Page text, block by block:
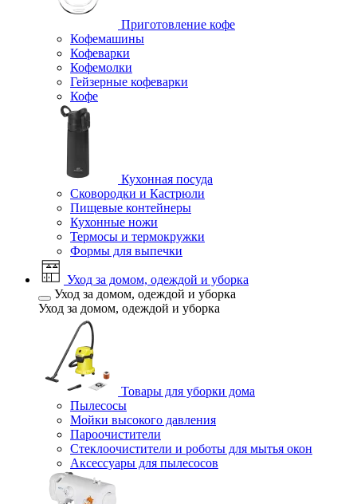
Приготовление кофе
Кофемашины
Кофеварки
Кофемолки
Гейзерные кофеварки
Кофе
Кухонная посуда
Сковородки и Кастрюли
Пищевые контейнеры
Кухонные ножи
Термосы и термокружки
Формы для выпечки
Уход за домом, одеждой и уборка
Уход за домом, одеждой и уборка
Уход за домом, одеждой и уборка
Товары для уборки дома
Пылесосы
Мойки высокого давления
Пароочистители
Стеклоочистители и роботы для мытья окон
Аксессуары для пылесосов